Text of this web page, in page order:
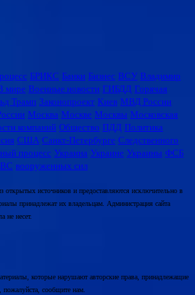
БРИКС Банки Бизнес ВСУ Владимир
мире Военные новости ГИБДД Горячая
Трамп Законопроект Киев МВД России
Москва Москве Москвы Московская
компаний Общество ПДД Политика
США Санкт-Петербурге Следственного
процесс Украина Украине Украины ФСБ
ВС вооруженных сил
открытых источников и предоставляются исключительно в
принадлежат их владельцам. Администрация сайта
не несет.
которые нарушают авторские права, принадлежащие
сообщите нам.